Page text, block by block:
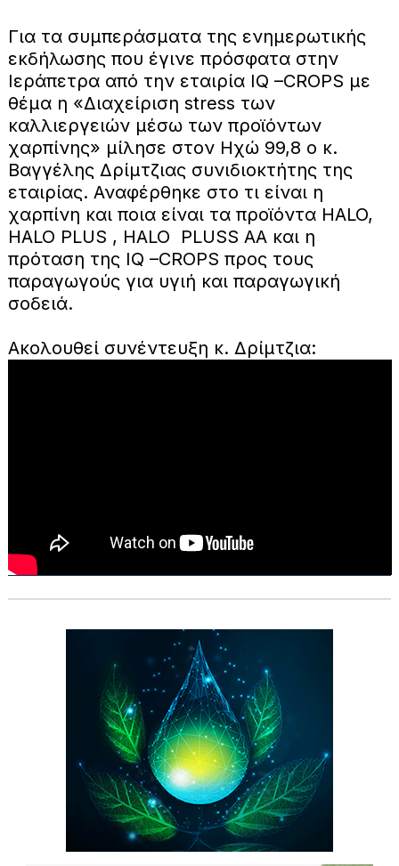
Για τα συμπεράσματα της ενημερωτικής
εκδήλωσης που έγινε πρόσφατα στην
Ιεράπετρα από την εταιρία IQ –CROPS με
θέμα η «Διαχείριση stress των
καλλιεργειών μέσω των προϊόντων
χαρπίνης» μίλησε στον Ηχώ 99,8 ο κ.
Βαγγέλης Δρίμτζιας συνιδιοκτήτης της
εταιρίας. Αναφέρθηκε στο τι είναι η
χαρπίνη και ποια είναι τα προϊόντα HALO,
HALO PLUS , HALO PLUSS AA και η
πρόταση της IQ –CROPS προς τους
παραγωγούς για υγιή και παραγωγική
σοδειά.
Ακολουθεί συνέντευξη κ. Δρίμτζια: